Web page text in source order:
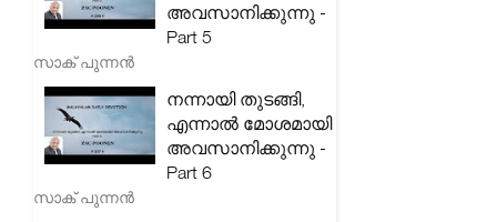
അവസാനിക്കുന്നു -
Part 5
സാക് പുന്നൻ
നന്നായി തുടങ്ങി,
എന്നാൽ മോശമായി
അവസാനിക്കുന്നു -
Part 6
സാക് പുന്നൻ